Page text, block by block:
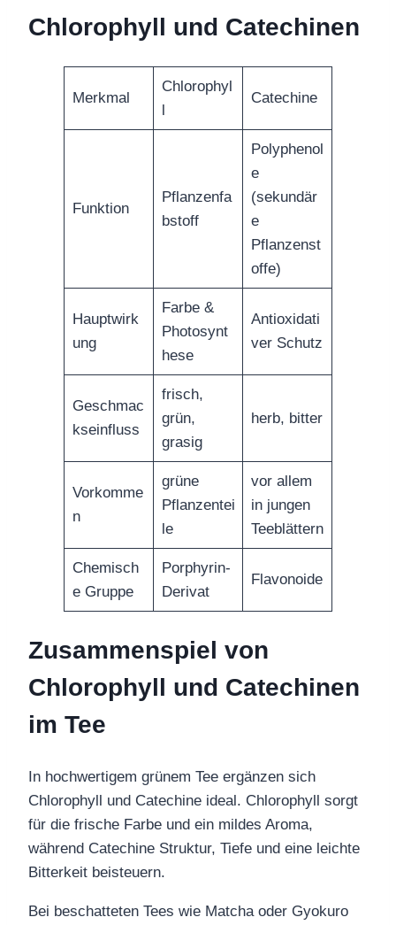
Chlorophyll und Catechinen
Merkmal
Chlorophyl
Catechine
Funktion
Pflanzenfa
bstoff
Polyphenol
e
(sekundär
e
Pflanzenst
offe)
Hauptwirk
ung
Farbe &
Photosynt
hese
Antioxidati
ver Schutz
Geschmac
kseinfluss
frisch,
grün,
grasig
herb, bitter
Vorkomme
n
grüne
Pflanzentei
le
vor allem
in jungen
Teeblättern
Chemisch
e Gruppe
Porphyrin-
Derivat
Flavonoide
Zusammenspiel von
Chlorophyll und Catechinen
im Tee
In hochwertigem grünem Tee ergänzen sich
Chlorophyll und Catechine ideal. Chlorophyll sorgt
für die frische Farbe und ein mildes Aroma,
während Catechine Struktur, Tiefe und eine leichte
Bitterkeit beisteuern.
Bei beschatteten Tees wie Matcha oder Gyokuro